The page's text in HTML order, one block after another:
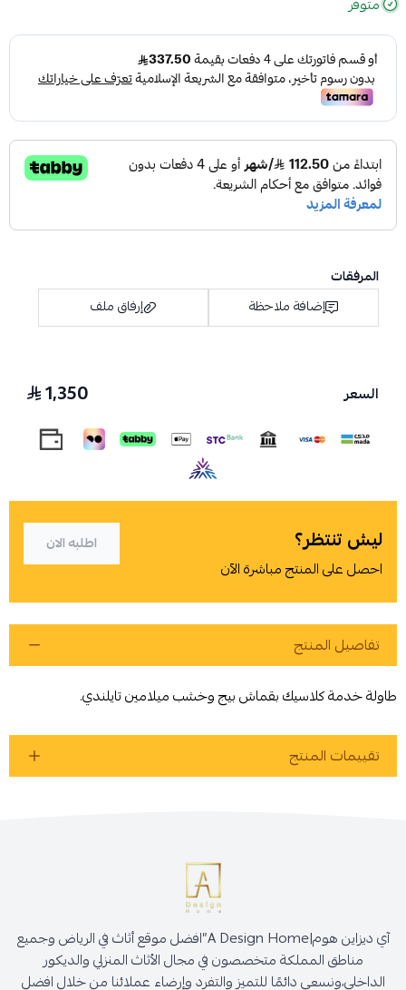
المرفقات
إضافة ملاحظة
إرفاق ملف
السعر 1,350
ليش تنتظر؟
احصل على المنتج مباشرة الآن
اطلبه الان
أوافق على سياسة الشراء
تفاصيل المنتج
طاولة خدمة كلاسيك بقماش بيج وخشب ميلامين تايلندي.
تقييمات المنتج
آي ديزاين هوم|A Design Home”افضل موقع أثاث في الرياض وجميع
مناطق المملكة متخصصون في مجال الأثاث المنزلي والديكور
الداخلي،ونسعى دائمًا للتميز والتفرد وإرضاء عملائنا من خلال افضل